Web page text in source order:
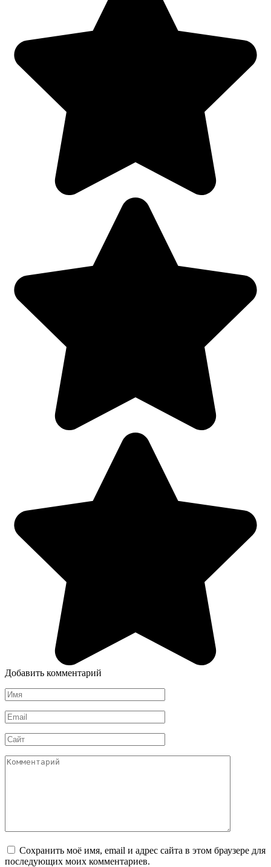
Добавить комментарий
Имя
*
Email
*
Сайт
Комментарий
Сохранить моё имя, email и адрес сайта в этом браузере для
последующих моих комментариев.